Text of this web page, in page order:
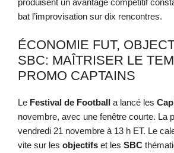
produisent un avantage compétitif
bat l’improvisation sur dix rencontres.
ÉCONOMIE FUT,
SBC: MAÎTRISER LE
PROMO CAPTAINS
Le Festival de Football a lancé les
novembre, avec une fenêtre courte. La
vendredi 21 novembre à 13 h ET. Le
vite sur les objectifs et les SBC